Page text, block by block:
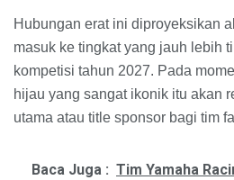
Hubungan erat ini diproyeksikan
masuk ke tingkat yang jauh lebih
kompetisi tahun 2027. Pada
hijau yang sangat ikonik itu akan
utama atau title sponsor bagi tim
Baca Juga : Tim Yamaha